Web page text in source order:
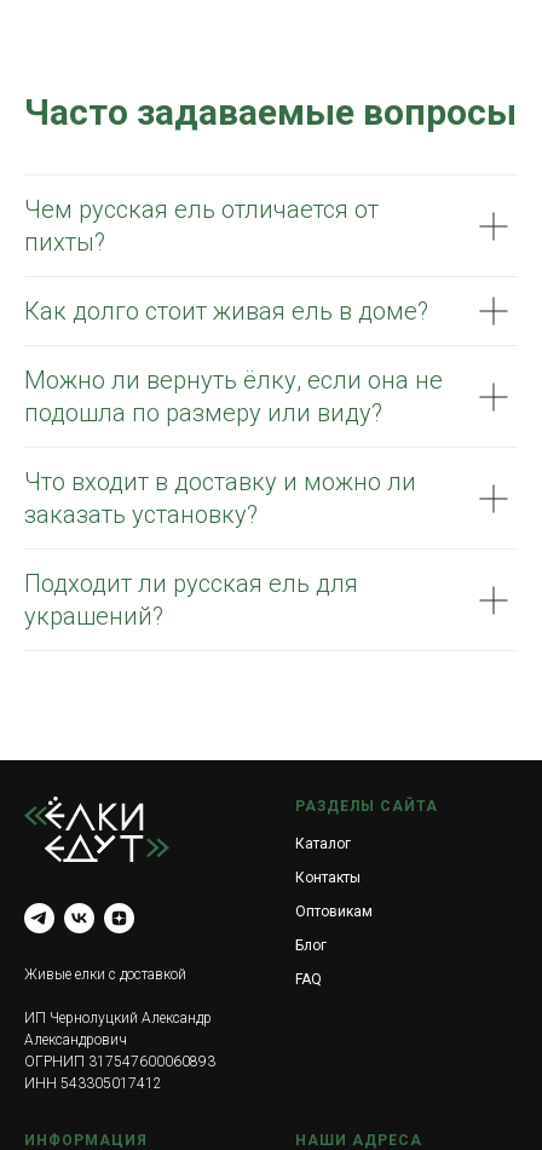
Часто задаваемые вопросы
Чем русская ель отличается от
пихты?
Как долго стоит живая ель в доме?
Можно ли вернуть ёлку, если она не
подошла по размеру или виду?
Что входит в доставку и можно ли
заказать установку?
Подходит ли русская ель для
украшений?
Живые елки с доставкой
ИП Чернолуцкий Александр
Александрович
ОГРНИП 317547600060893
ИНН 543305017412
РАЗДЕЛЫ САЙТА
Каталог
Контакты
Оптовикам
Блог
FAQ
ИНФОРМАЦИЯ НАШИ АДРЕСА